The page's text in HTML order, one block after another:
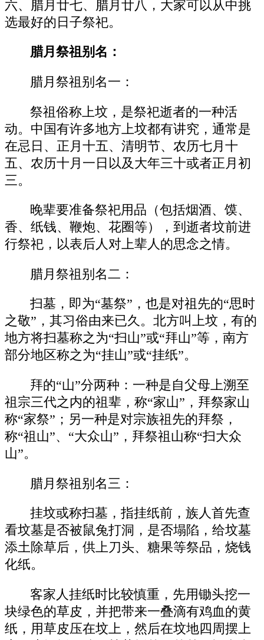
六、腊月廿七、腊月廿八，大家可以从中挑
选最好的日子祭祀。
腊月祭祖别名：
腊月祭祖别名一：
祭祖俗称上坟，是祭祀逝者的一种活
动。中国有许多地方上坟都有讲究，通常是
在忌日、正月十五、清明节、农历七月十
五、农历十月一日以及大年三十或者正月初
三。
晚辈要准备祭祀用品（包括烟酒、馍、
香、纸钱、鞭炮、花圈等），到逝者坟前进
行祭祀，以表后人对上辈人的思念之情。
腊月祭祖别名二：
扫墓，即为“墓祭”，也是对祖先的“思时
之敬”，其习俗由来已久。北方叫上坟，有的
地方将扫墓称之为“扫山”或“拜山”等，南方
部分地区称之为“挂山”或“挂纸”。
拜的“山”分两种：一种是自父母上溯至
祖宗三代之内的祖辈，称“家山”，拜祭家山
称“家祭”；另一种是对宗族祖先的拜祭，
称“祖山”、“大众山”，拜祭祖山称“扫大众
山”。
腊月祭祖别名三：
挂坟或称扫墓，指挂纸前，族人首先查
看坟墓是否被鼠兔打洞，是否塌陷，给坟墓
添土除草后，供上刀头、糖果等祭品，烧钱
化纸。
客家人挂纸时比较慎重，先用锄头挖一
块绿色的草皮，并把带来一叠滴有鸡血的黄
纸，用草皮压在坟上，然后在坟地四周摆上